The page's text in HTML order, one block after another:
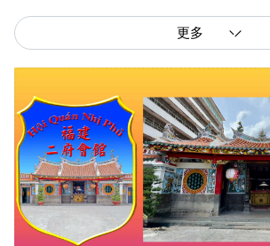
更多